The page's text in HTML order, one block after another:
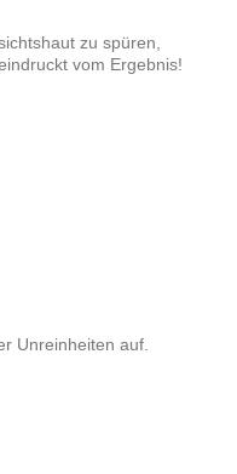
zu spüren,
vom Ergebnis!
Unreinheiten auf.